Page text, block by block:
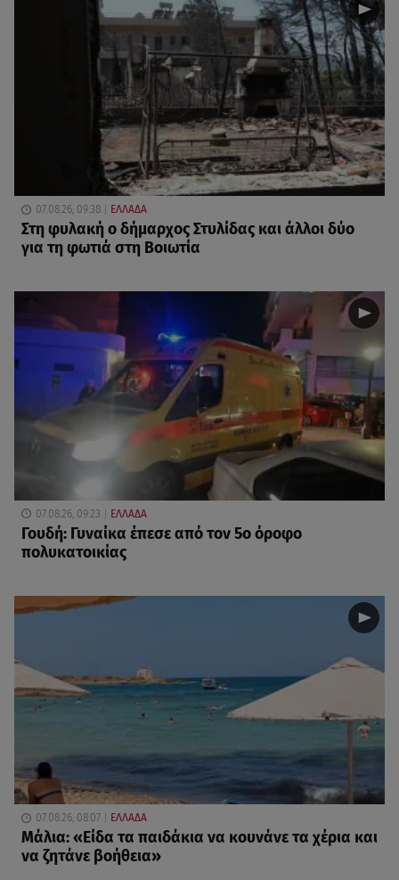
07.08.26, 09:38 ΕΛΛΑΔΑ
Στη φυλακή ο δήμαρχος Στυλίδας και άλλοι δύο
για τη φωτιά στη Βοιωτία
07.08.26, 09:23 ΕΛΛΑΔΑ
Γουδή: Γυναίκα έπεσε από τον 5ο όροφο
πολυκατοικίας
07.08.26, 08:07 ΕΛΛΑΔΑ
Μάλια: «Είδα τα παιδάκια να κουνάνε τα χέρια και
να ζητάνε βοήθεια»